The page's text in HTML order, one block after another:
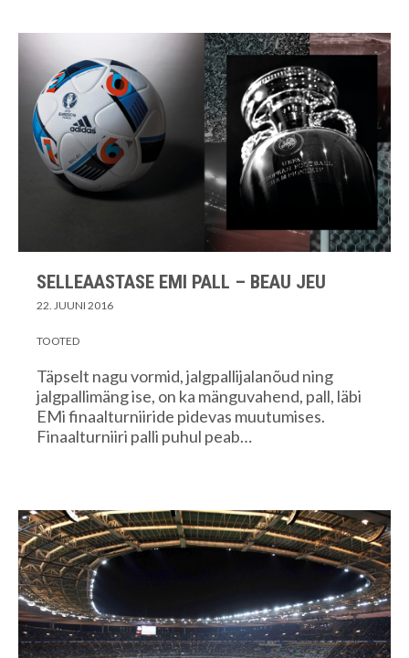
SELLEAASTASE EMI PALL – BEAU JEU
22. JUUNI 2016
TOOTED
Täpselt nagu vormid, jalgpallijalanõud ning
jalgpallimäng ise, on ka mänguvahend, pall, läbi
EMi finaalturniiride pidevas muutumises.
Finaalturniiri palli puhul peab…